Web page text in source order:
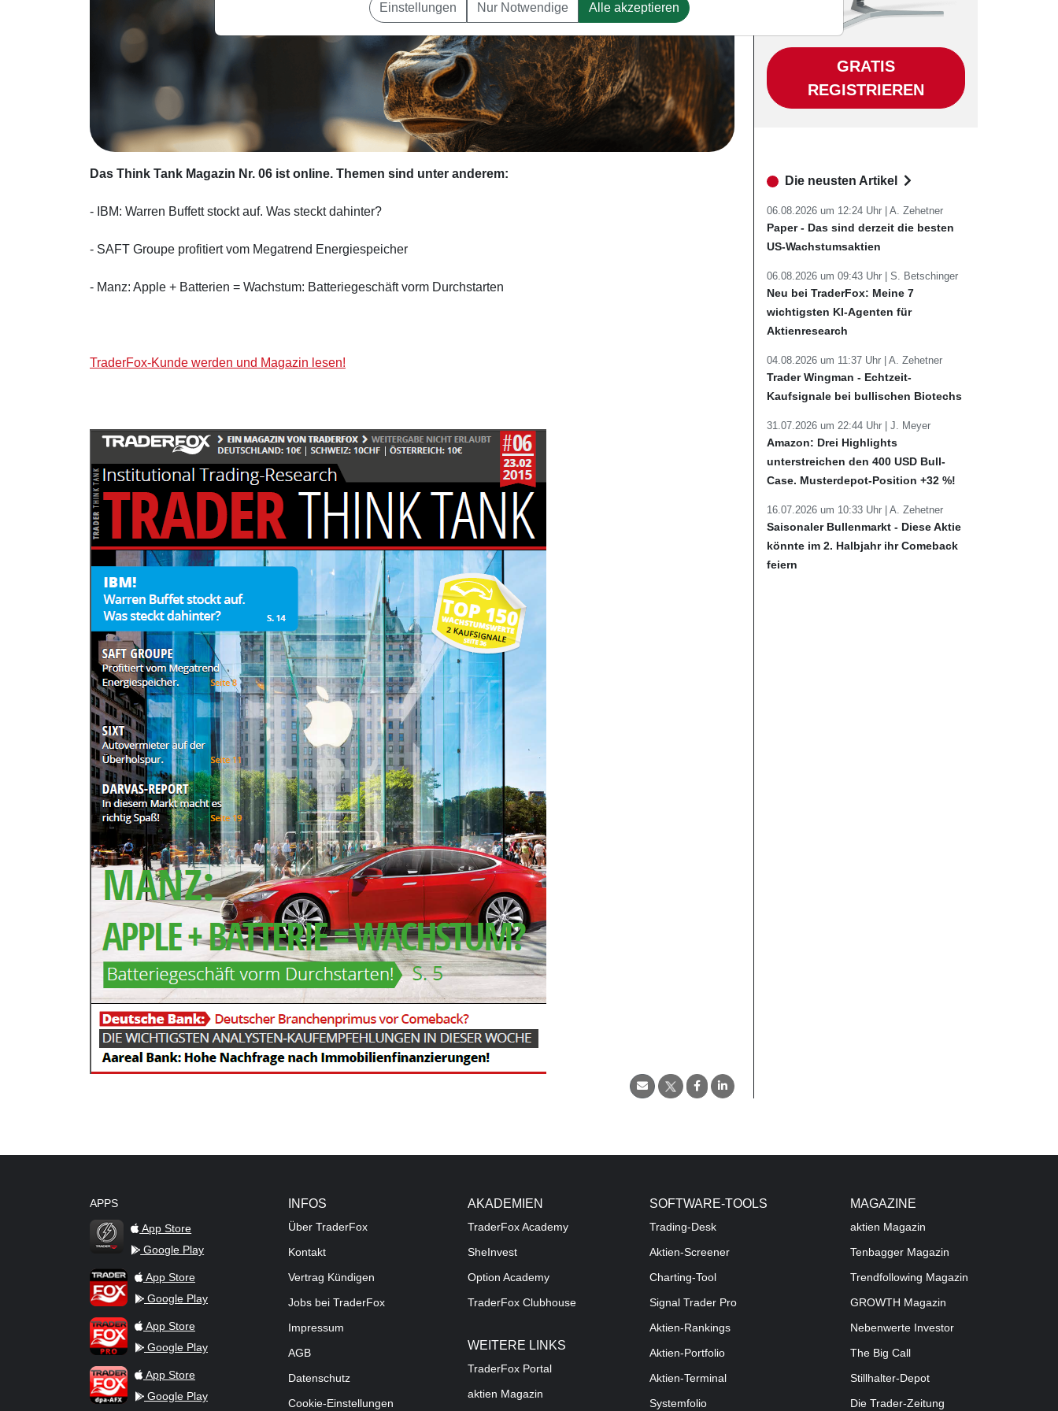
Das Think Tank Magazin Nr. 06 ist online. Themen sind unter anderem:
- IBM: Warren Buffett stockt auf. Was steckt dahinter?
- SAFT Groupe profitiert vom Megatrend Energiespeicher
- Manz: Apple + Batterien = Wachstum: Batteriegeschäft vorm Durchstarten
TraderFox-Kunde werden und Magazin lesen!
GRATIS
REGISTRIEREN
Die neusten Artikel
06.08.2026 um 12:24 Uhr | A. Zehetner
Paper - Das sind derzeit die besten
US-Wachstumsaktien
06.08.2026 um 09:43 Uhr | S. Betschinger
Neu bei TraderFox: Meine 7
wichtigsten KI-Agenten für
Aktienresearch
04.08.2026 um 11:37 Uhr | A. Zehetner
Trader Wingman - Echtzeit-
Kaufsignale bei bullischen Biotechs
31.07.2026 um 22:44 Uhr | J. Meyer
Amazon: Drei Highlights
unterstreichen den 400 USD Bull-
Case. Musterdepot-Position +32 %!
16.07.2026 um 10:33 Uhr | A. Zehetner
Saisonaler Bullenmarkt - Diese Aktie
könnte im 2. Halbjahr ihr Comeback
feiern
APPS
TraderFox Flash
App Store
Google Play
TraderFox AppApp Store
Google Play
TraderFox ProApp Store
Google Play
TraderFox dpa-AFX ProFeed
App Store
Google Play
INFOS
Über TraderFox
Kontakt
Vertrag Kündigen
Jobs bei TraderFox
Impressum
AGB
Datenschutz
Cookie-Einstellungen
AKADEMIEN
TraderFox Academy
SheInvest
Option Academy
TraderFox Clubhouse
WEITERE LINKS
TraderFox Portal
aktien Magazin
SOFTWARE-TOOLS
Trading-Desk
Aktien-Screener
Charting-Tool
Signal Trader Pro
Aktien-Rankings
Aktien-Portfolio
Aktien-Terminal
Systemfolio
MAGAZINE
aktien Magazin
Tenbagger Magazin
Trendfollowing Magazin
GROWTH Magazin
Nebenwerte Investor
The Big Call
Stillhalter-Depot
Die Trader-Zeitung
Einstellungen Nur Notwendige Alle akzeptieren